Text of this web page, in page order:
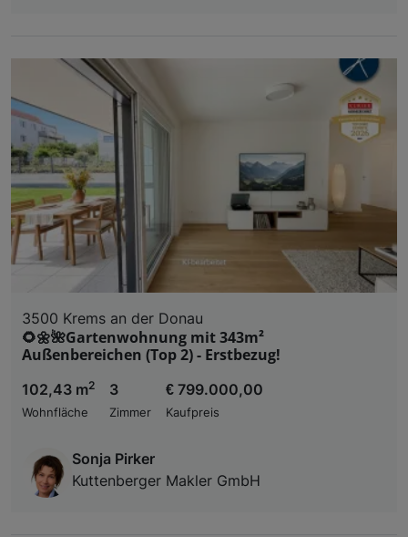
3500 Krems an der Donau
🌻🌼🌺Gartenwohnung mit 343m²
Außenbereichen (Top 2) - Erstbezug!
102,43 m2
Wohnfläche
3
Zimmer
€ 799.000,00
Kaufpreis
Sonja Pirker
Kuttenberger Makler GmbH